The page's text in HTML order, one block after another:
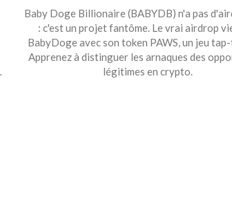
Baby Doge Billionaire (BABYDB) n'a pas
: c'est un projet fantôme. Le vrai airdrop
BabyDoge avec son token PAWS, un jeu
Apprenez à distinguer les arnaques des
légitimes en crypto.